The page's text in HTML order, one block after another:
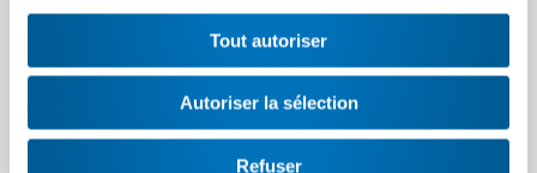
Tout autoriser
Autoriser la sélection
Refuser
La SNV reprend la
direction du secrétariat
pour le Comité ISO
Instructions liées à la
sécurité désormais
possibles au format